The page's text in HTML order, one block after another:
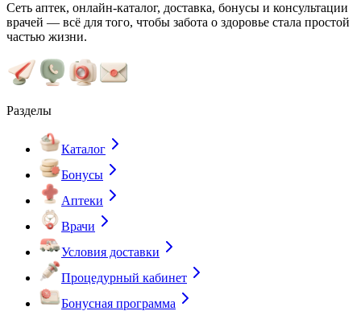
Сеть аптек, онлайн-каталог, доставка, бонусы и консультации
врачей — всё для того, чтобы забота о здоровье стала простой
частью жизни.
Разделы
Каталог
Бонусы
Аптеки
Врачи
Условия доставки
Процедурный кабинет
Бонусная программа